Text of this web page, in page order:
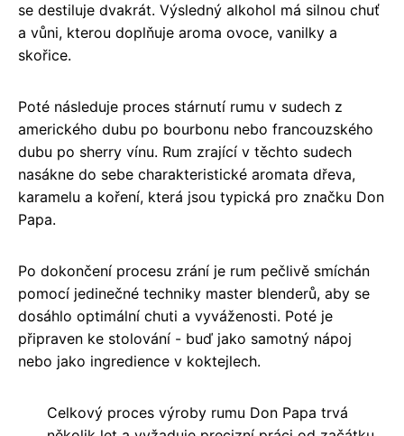
se destiluje dvakrát. Výsledný alkohol má silnou chuť
a vůni, kterou doplňuje aroma ovoce, vanilky a
skořice.
Poté následuje proces stárnutí rumu v sudech z
amerického dubu po bourbonu nebo francouzského
dubu po sherry vínu. Rum zrající v těchto sudech
nasákne do sebe charakteristické aromata dřeva,
karamelu a koření, která jsou typická pro značku Don
Papa.
Po dokončení procesu zrání je rum pečlivě smíchán
pomocí jedinečné techniky master blenderů, aby se
dosáhlo optimální chuti a vyváženosti. Poté je
připraven ke stolování - buď jako samotný nápoj
nebo jako ingredience v koktejlech.
Celkový proces výroby rumu Don Papa trvá